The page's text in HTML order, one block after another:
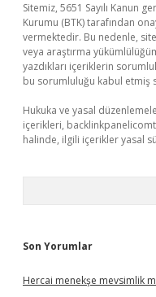
Sitemiz, 5651 Sayılı Kanun
Kurumu (BTK) tarafından
vermektedir. Bu nedenle,
veya araştırma
yazdıkları içeriklerin
bu sorumluluğu kabul etmiş
Hukuka ve yasal
içerikleri,
halinde, ilgili içerikler yasal
Son Yorumlar
Hercai menekşe mevsimlik